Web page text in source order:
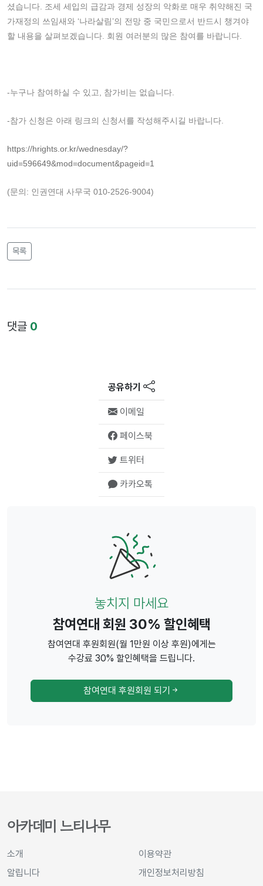
셨습니다. 조세 세입의 급감과 경제 성장의 악화로 매우 취약해진 국
가재정의 쓰임새와 ‘나라살림’의 전망 중 국민으로서 반드시 챙겨야
할 내용을 살펴보겠습니다. 회원 여러분의 많은 참여를 바랍니다.
-누구나 참여하실 수 있고, 참가비는 없습니다.
-참가 신청은 아래 링크의 신청서를 작성해주시길 바랍니다.
https://hrights.or.kr/wednesday/?
uid=596649&mod=document&pageid=1
(문의: 인권연대 사무국 010-2526-9004)
목록
댓글 0
공유하기
이메일
페이스북
트위터
카카오톡
놓치지 마세요
참여연대 회원 30% 할인혜택
참여연대 후원회원(월 1만원 이상 후원)에게는
수강료 30% 할인혜택을 드립니다.
참여연대 후원회원 되기
아카데미 느티나무
소개
알립니다
이용약관
개인정보처리방침